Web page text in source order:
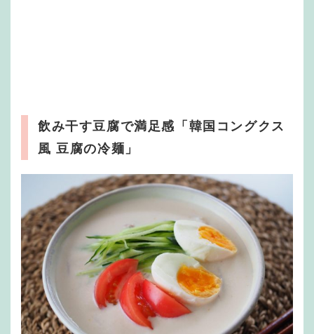
飲み干す豆腐で満足感「韓国コングクス
風 豆腐の冷麺」